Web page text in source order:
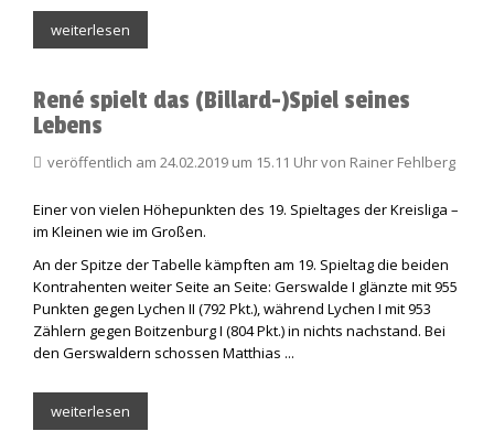
weiterlesen
René spielt das (Billard-)Spiel seines
Lebens
veröffentlich am 24.02.2019 um 15.11 Uhr von Rainer Fehlberg
Einer von vielen Höhepunkten des 19. Spieltages der Kreisliga –
im Kleinen wie im Großen.
An der Spitze der Tabelle kämpften am 19. Spieltag die beiden
Kontrahenten weiter Seite an Seite: Gerswalde I glänzte mit 955
Punkten gegen Lychen II (792 Pkt.), während Lychen I mit 953
Zählern gegen Boitzenburg I (804 Pkt.) in nichts nachstand. Bei
den Gerswaldern schossen Matthias ...
weiterlesen